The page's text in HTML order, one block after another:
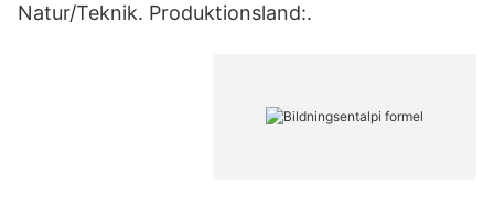
Natur/Teknik. Produktionsland:.